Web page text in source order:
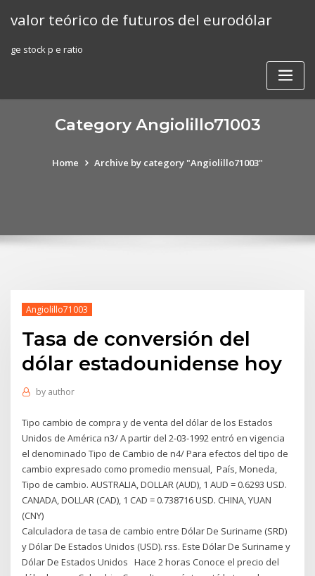
valor teórico de futuros del eurodólar
ge stock p e ratio
Category Angiolillo71003
Home Archive by category "Angiolillo71003"
Angiolillo71003
Tasa de conversión del
dólar estadounidense hoy
by author
Tipo cambio de compra y de venta del dólar de los Estados
Unidos de América n3/ A partir del 2-03-1992 entró en vigencia
el denominado Tipo de Cambio de n4/ Para efectos del tipo de
cambio expresado como promedio mensual, País, Moneda,
Tipo de cambio. AUSTRALIA, DOLLAR (AUD), 1 AUD = 0.6293 USD.
CANADA, DOLLAR (CAD), 1 CAD = 0.738716 USD. CHINA, YUAN
(CNY)
Calculadora de tasa de cambio entre Dólar De Suriname (SRD)
y Dólar De Estados Unidos (USD). rss. Este Dólar De Suriname y
Dólar De Estados Unidos Hace 2 horas Conoce el precio del